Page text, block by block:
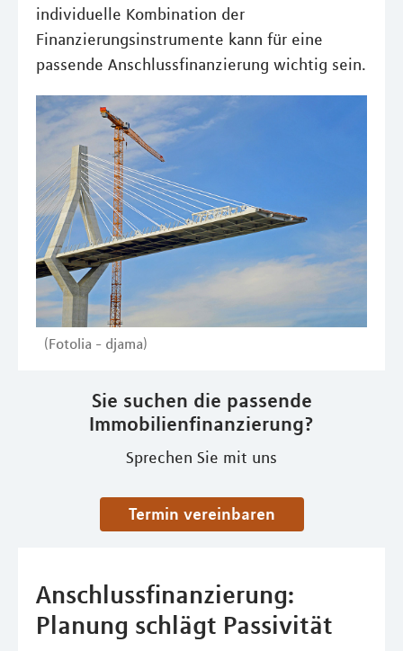
individuelle Kombination der
Finanzierungsinstrumente kann für eine
passende Anschlussfinanzierung wichtig sein.
(Fotolia - djama)
Sie suchen die passende
Immobilienfinanzierung?
Sprechen Sie mit uns
Termin vereinbaren
Anschlussfinanzierung:
Planung schlägt Passivität